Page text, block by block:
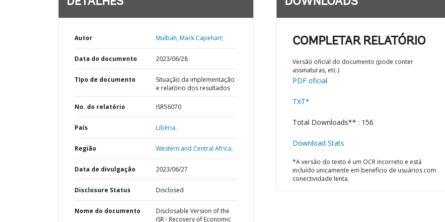
Autor Mulbah, Mack Capehart;
Data do documento 2023/06/28
TIpo de documento
Situação da implementação
e relatório dos resultados
No. do relatório ISR56070
País Libéria,
Região Western and Central Africa,
Data de divulgação 2023/06/27
Disclosure Status Disclosed
Nome do documento
Disclosable Version of the
ISR - Recovery of Economic
COMPLETAR RELATÓRIO
Versão oficial do documento (pode conter
assinaturas, etc.)
PDF oficial
TXT*
Total Downloads** : 156
Download Stats
*A versão do texto é um OCR incorreto e está
incluído unicamente em benefício de usuários com
conectividade lenta.